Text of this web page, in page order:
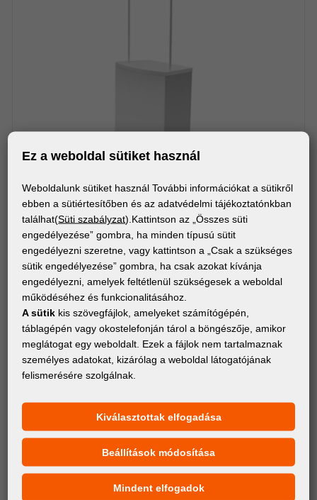
DISPLAY RENDSZEREK
PROMO COUNTER PVC ÁLLVÁNY (77x28)
Ez a weboldal sütiket használ
Weboldalunk sütiket használ További információkat a sütikről
ebben a sütiértesítőben és az adatvédelmi tájékoztatónkban
találhat(Süti szabályzat).Kattintson az „Összes süti
engedélyezése” gombra, ha minden típusú sütit
engedélyezni szeretne, vagy kattintson a „Csak a szükséges
sütik engedélyezése” gombra, ha csak azokat kívánja
engedélyezni, amelyek feltétlenül szükségesek a weboldal
működéséhez és funkcionalitásához.
A sütik kis szövegfájlok, amelyeket számítógépén,
táblagépén vagy okostelefonján tárol a böngészője, amikor
meglátogat egy weboldalt. Ezek a fájlok nem tartalmaznak
személyes adatokat, kizárólag a weboldal látogatójának
felismerésére szolgálnak.
Kiválasztottak elfogadása
Beállítások módosítása
Mindent elfogadok